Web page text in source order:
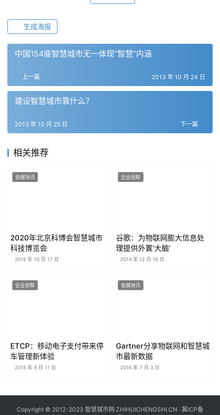
生成海报
中国154座智慧城市无一体现“智慧”内涵
上一篇 2013 年 10 月 24 日
建设智慧城市靠什么？
下一篇
2013 年 10 月 25 日
相关推荐
会展快讯
2020年北京科博会智慧城市
科技博览会
2019 年 10 月 17 日
企业创新
谷歌：为物联网膨大信息处
理提供外置‘大脑’
2014 年 12 月 16 日
企业创新
ETCP：移动电子支付带来停
车管理新体验
2015 年 9 月 11 日
会展快讯
Gartner分享物联网和智慧城
市最新数据
2016 年 7 月 3 日
Copyright © 2012-2023 智慧城市网·ZHIHUICHENGSHI.CN · 冀ICP备